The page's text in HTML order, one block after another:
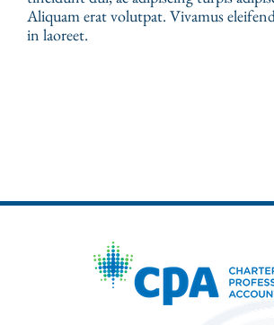
Aliquam erat volutpat. Vivamus
in laoreet.